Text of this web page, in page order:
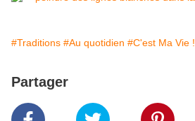
#Traditions #Au quotidien #C'est Ma Vie !
Partager